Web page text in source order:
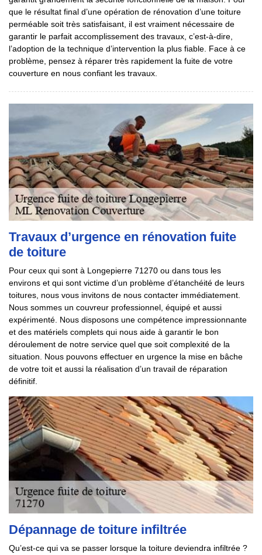
que le résultat final d’une opération de rénovation d’une toiture
perméable soit très satisfaisant, il est vraiment nécessaire de
garantir le parfait accomplissement des travaux, c’est-à-dire,
l’adoption de la technique d’intervention la plus fiable. Face à ce
problème, pensez à réparer très rapidement la fuite de votre
couverture en nous confiant les travaux.
Travaux d’urgence en rénovation fuite
de toiture
Pour ceux qui sont à Longepierre 71270 ou dans tous les
environs et qui sont victime d’un problème d’étanchéité de leurs
toitures, nous vous invitons de nous contacter immédiatement.
Nous sommes un couvreur professionnel, équipé et aussi
expérimenté. Nous disposons une compétence impressionnante
et des matériels complets qui nous aide à garantir le bon
déroulement de notre service quel que soit complexité de la
situation. Nous pouvons effectuer en urgence la mise en bâche
de votre toit et aussi la réalisation d’un travail de réparation
définitif.
Dépannage de toiture infiltrée
Qu’est-ce qui va se passer lorsque la toiture deviendra infiltrée ?